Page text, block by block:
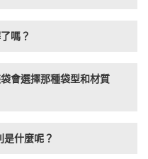
嗎？
會選擇那種袋型和材質
是什麼呢？